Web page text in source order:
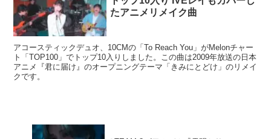
たアニメリメイク曲
ト「TOP100」でトップ10入りしました。この曲は2009年放送の日本
アニメ『君に届け』のオープニングテーマ「きみにとどけ」のリメイ
クです。